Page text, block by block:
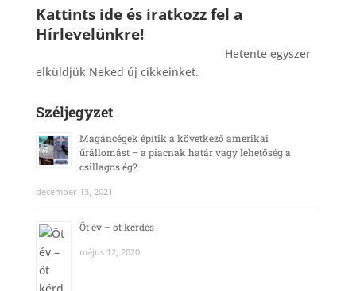
Kattints ide és iratkozz fel a
Hírlevelünkre!
Hetente egyszer
elküldjük Neked új cikkeinket.
Széljegyzet
Magáncégek építik a következő amerikai
űrállomást – a piacnak határ vagy lehetőség a
csillagos ég?
december 13, 2021
Öt év – öt kérdés
május 12, 2020